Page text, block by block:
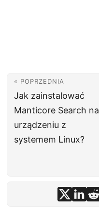
« POPRZEDNIA
Jak zainstalować
Manticore Search na
urządzeniu z
systemem Linux?